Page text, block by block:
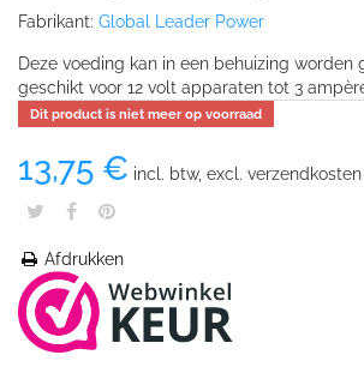
Fabrikant: Global Leader Power
Deze voeding kan in een behuizing worden
geschikt voor 12 volt apparaten tot 3
Dit product is niet meer op voorraad
13,75 € incl. btw, excl. verzendkosten
Afdrukken